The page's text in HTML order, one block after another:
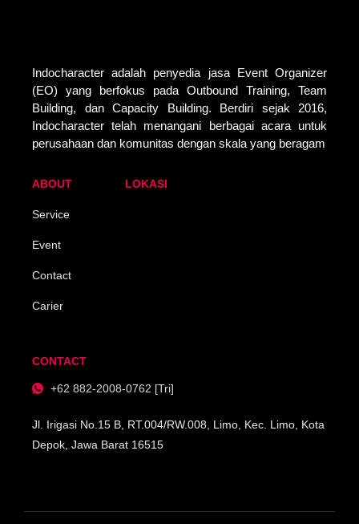
Indocharacter adalah penyedia jasa Event Organizer
(EO) yang berfokus pada Outbound Training, Team
Building, dan Capacity Building. Berdiri sejak 2016,
Indocharacter telah menangani berbagai acara untuk
perusahaan dan komunitas dengan skala yang beragam
ABOUT
Service
Event
Contact
Carier
LOKASI
CONTACT
+62 882-2008-0762 [Tri]
Jl. Irigasi No.15 B, RT.004/RW.008, Limo, Kec. Limo, Kota
Depok, Jawa Barat 16515